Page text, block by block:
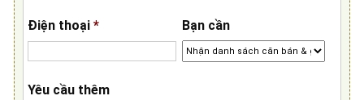
Điện thoại * Bạn cần
Yêu cầu thêm